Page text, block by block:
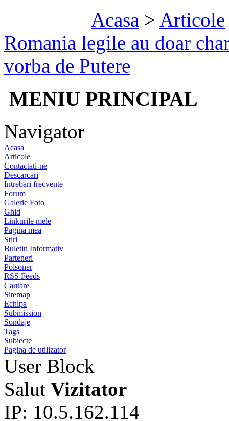
Acasa > Articole
Romania legile au doar
vorba de Putere
MENIU PRINCIPAL
Navigator
Acasa
Articole
Contactati-ne
Descarcari
Intrebari frecvente
Forum
Galerie Foto
Ghid
Linkurile mele
Pagina mea
Stiri
Buletin Informativ
Parteneri
Poisoner
RSS Feeds
Cautare
Sitemap
Echipa
Submission
Sondaje
Tags
Subiecte
Pagina de utilizator
User Block
Salut Vizitator
IP: 10.5.162.114